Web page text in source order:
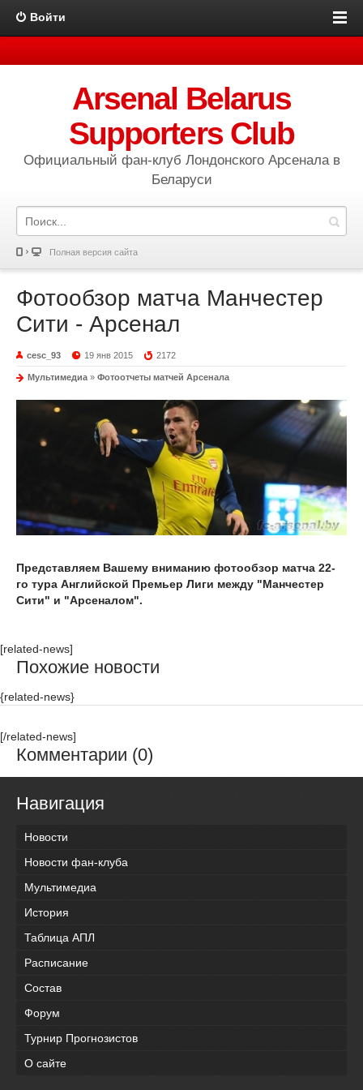
Войти
Arsenal Belarus
Supporters Club
Официальный фан-клуб Лондонского Арсенала в
Беларуси
Полная версия сайта
Фотообзор матча Манчестер
Сити - Арсенал
cesc_93 19 янв 2015 2172
Мультимедиа » Фотоотчеты матчей Арсенала
Представляем Вашему вниманию фотообзор матча 22-
го тура Английской Премьер Лиги между "Манчестер
Сити" и "Арсеналом".
[related-news]
Похожие новости
{related-news}
[/related-news]
Комментарии (0)
Навигация
Новости
Новости фан-клуба
Мультимедиа
История
Таблица АПЛ
Расписание
Состав
Форум
Турнир Прогнозистов
О сайте